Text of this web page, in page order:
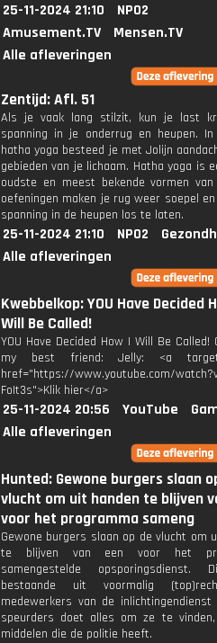
25-11-2024 21:10
NPO2
Amusement.TV
Mensen.TV
Alle afleveringen
Zentijd: Afl. 51
Als je vaak lang stilzit, kun je last
spanning in je onderrug en heupen.
hatha yoga besteed je met Jolijn
gebieden van je lichaam. Hatha yoga is
oudste en meest bekende vormen van
oefeningen maken je rug weer soepel
spanning in de heupen los te laten.
25-11-2024 21:10 NPO2
Alle afleveringen
Kwebbelkop: YOU Have Decided
Will Be Called!
YOU Have Decided How I Will Be Called!
my best friend: Jelly: <a
href="https://www.youtube.com/
FoIt3s">Klik hier</a>
25-11-2024 20:56 YouTube
Alle afleveringen
Hunted: Gewone burgers slaan
vlucht om uit handen te blijven
voor het programma sameng
Gewone burgers slaan op de vlucht om
te blijven van een voor het
samengestelde opsporingsdienst.
bestaande uit voormalig
medewerkers van de inlichtingendienst
speurders doet alles om ze te
middelen die de politie heeft.